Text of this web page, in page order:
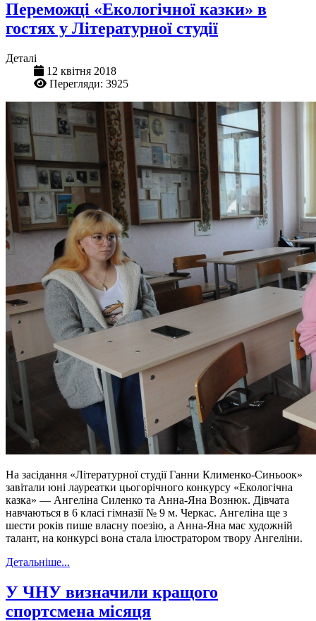
Переможці «Екологічної казки» в
гостях у Літературної студії
Деталі
12 квітня 2018
Перегляди: 3925
На засідання «Літературної студії Ганни Клименко-Синьоок»
завітали юні лауреатки цьогорічного конкурсу «Екологічна
казка» — Ангеліна Силенко та Анна-Яна Вознюк. Дівчата
навчаються в 6 класі гімназії № 9 м. Черкас. Ангеліна ще з
шести років пише власну поезію, а Анна-Яна має художній
талант, на конкурсі вона стала ілюстратором твору Ангеліни.
Детальніше...
У ЧНУ визначили кращого
спортсмена місяця